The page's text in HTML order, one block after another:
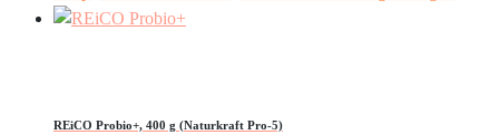
REiCO Probio+, 400 g (Naturkraft Pro-5)